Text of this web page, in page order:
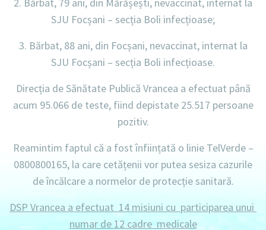
2. Bărbat, 79 ani, din Mărășești, nevaccinat, internat la
SJU Focșani – secția Boli infecțioase;
3. Bărbat, 88 ani, din Focșani, nevaccinat, internat la
SJU Focșani – secția Boli infecțioase.
Direcția de Sănătate Publică Vrancea a efectuat până
acum 95.066 de teste, fiind depistate25.517 persoane
pozitiv.
Reamintim faptul că a fost înființată o linie TelVerde –
0800800165, la care cetățenii vor putea sesiza cazurile
de încălcare a normelor de protecție sanitară.
DSP Vrancea a efectuat 14 misiuni cu participarea unui
numar de 12 cadre medicale